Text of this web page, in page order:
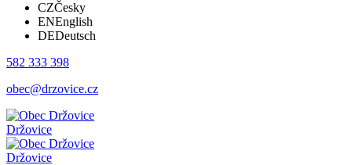
CZČesky
ENEnglish
DEDeutsch
582 333 398
obec@drzovice.cz
Držovice
Držovice